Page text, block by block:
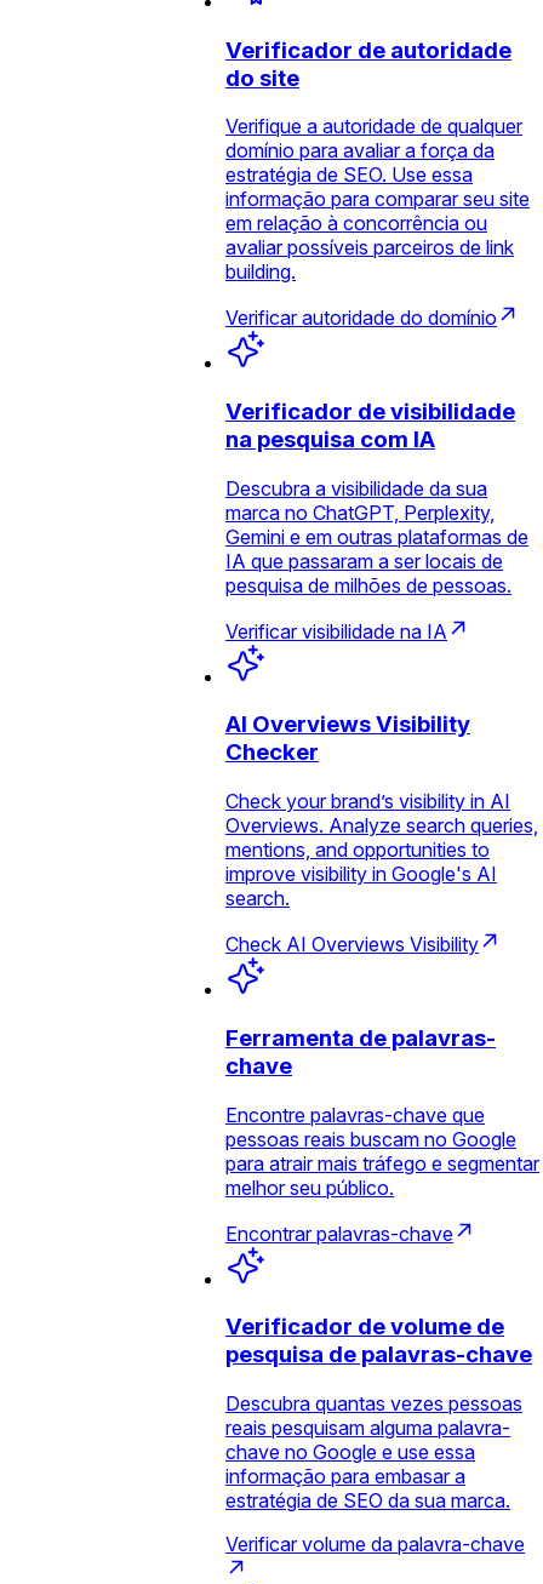
Verificador de autoridade
do site
Verifique a autoridade de qualquer
domínio para avaliar a força da
estratégia de SEO. Use essa
informação para comparar seu site
em relação à concorrência ou
avaliar possíveis parceiros de link
building.
Verificar autoridade do domínio
Verificador de visibilidade
na pesquisa com IA
Descubra a visibilidade da sua
marca no ChatGPT, Perplexity,
Gemini e em outras plataformas de
IA que passaram a ser locais de
pesquisa de milhões de pessoas.
Verificar visibilidade na IA
AI Overviews Visibility
Checker
Check your brand’s visibility in AI
Overviews. Analyze search queries,
mentions, and opportunities to
improve visibility in Google's AI
search.
Check AI Overviews Visibility
Ferramenta de palavras-
chave
Encontre palavras-chave que
pessoas reais buscam no Google
para atrair mais tráfego e segmentar
melhor seu público.
Encontrar palavras-chave
Verificador de volume de
pesquisa de palavras-chave
Descubra quantas vezes pessoas
reais pesquisam alguma palavra-
chave no Google e use essa
informação para embasar a
estratégia de SEO da sua marca.
Verificar volume da palavra-chave